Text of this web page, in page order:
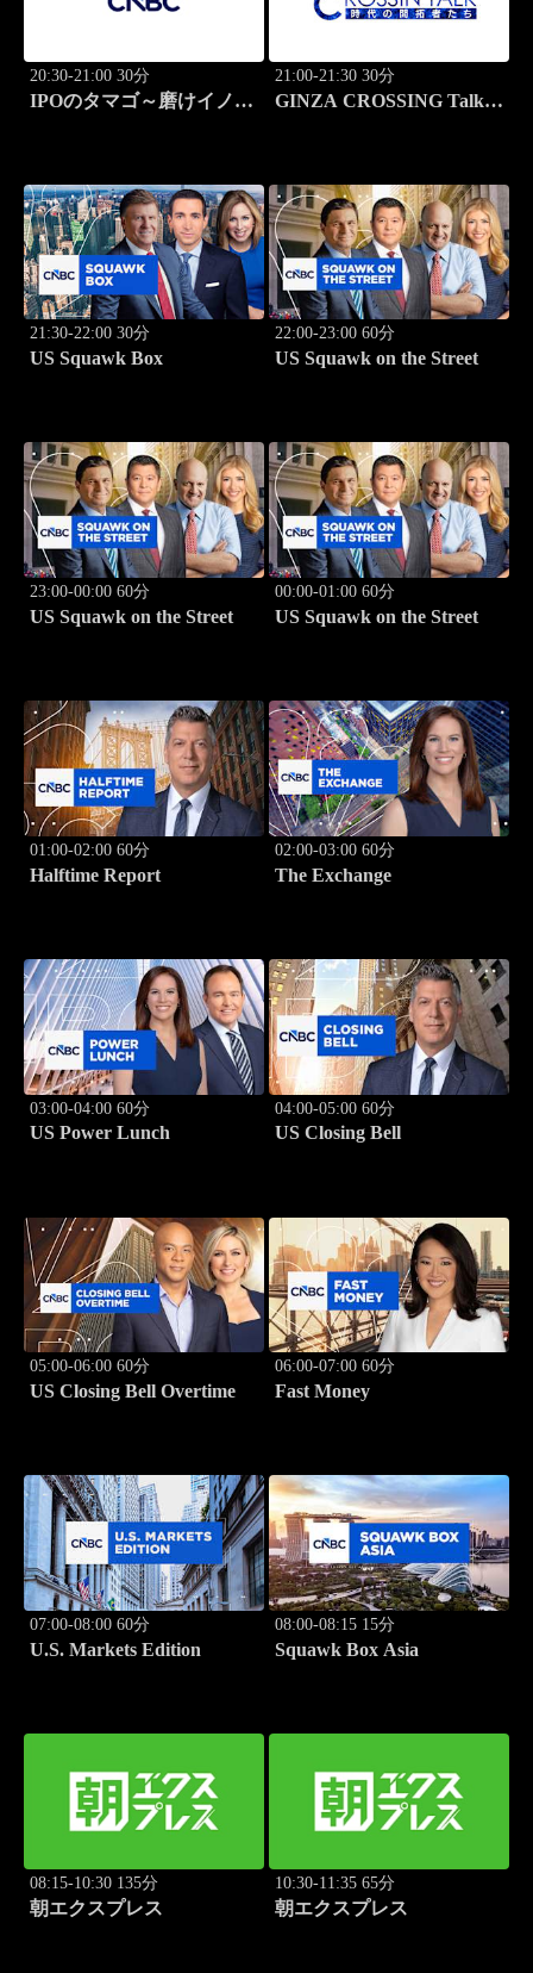
20:30-21:00 30分
IPOのタマゴ～磨けイノベ
21:00-21:30 30分
GINZA CROSSING Talk
21:30-22:00 30分
US Squawk Box
22:00-23:00 60分
US Squawk on the Street
23:00-00:00 60分
US Squawk on the Street
00:00-01:00 60分
US Squawk on the Street
01:00-02:00 60分
Halftime Report
02:00-03:00 60分
The Exchange
03:00-04:00 60分
US Power Lunch
04:00-05:00 60分
US Closing Bell
05:00-06:00 60分
US Closing Bell Overtime
06:00-07:00 60分
Fast Money
07:00-08:00 60分
U.S. Markets Edition
08:00-08:15 15分
Squawk Box Asia
08:15-10:30 135分
朝エクスプレス
10:30-11:35 65分
朝エクスプレス